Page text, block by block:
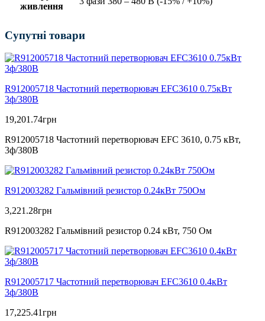
живлення
Супутні товари
R912005718 Частотний перетворювач EFC3610 0.75кВт
3ф/380В
19,201.74грн
R912005718 Частотний перетворювач EFC 3610, 0.75 кВт,
3ф/380В
R912003282 Гальмівний резистор 0.24кВт 750Ом
3,221.28грн
R912003282 Гальмівний резистор 0.24 кВт, 750 Ом
R912005717 Частотний перетворювач EFC3610 0.4кВт
3ф/380В
17,225.41грн